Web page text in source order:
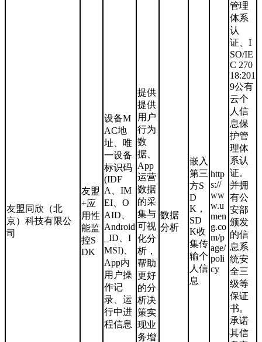
友盟同欣（北
京）科技有限公
司
友盟
+应
用性
能监
控S
DK
设备M
AC地
址、唯
一设备
标识码
(IDF
A、IM
EI、O
AID、
Android
_ID、I
MSI)、
App内
用户操
作记
录、运
行中进
程信息
提供
提供
用户
行为
数
据、
App
运营
数据
的采
集与
可视
化分
析，
帮助
更好
的分
析决
策实
现业
务增
数据
分析
嵌入
第三
方S
D
K，
SD
K收
集传
输个
人信
息
http
s://
ww
w.u
men
g.co
m/p
age/
poli
cy
管理
体系
认
证、I
SO/IE
C 270
18:201
9公有
云个
人信
息保
护管
理体
系认
证。
并拥
有公
安部
颁发
的信
息系
统安
全三
级等
保证
书。
承诺
其信